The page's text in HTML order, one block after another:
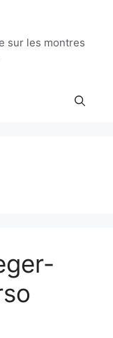
sur les montres